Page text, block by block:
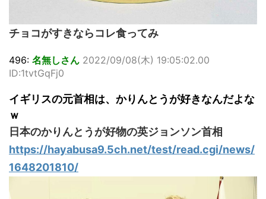
チョコがすきならコレ食ってみ
496: 名無しさん 2022/09/08(木) 19:05:02.00
ID:1tvtGqFj0
イギリスの元首相は、かりんとうが好きなんだよな
ｗ
日本のかりんとうが好物の英ジョンソン首相
https://hayabusa9.5ch.net/test/read.cgi/news/
1648201810/